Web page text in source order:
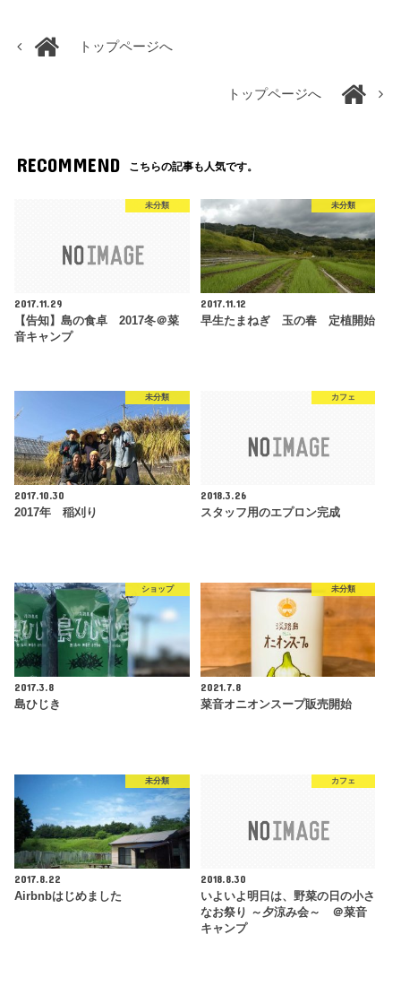
トップページへ
トップページへ
RECOMMEND こちらの記事も人気です。
未分類
2017.11.29
【告知】島の食卓 2017冬＠菜
音キャンプ
未分類
2017.11.12
早生たまねぎ 玉の春 定植開始
未分類
2017.10.30
2017年 稲刈り
カフェ
2018.3.26
スタッフ用のエプロン完成
ショップ
2017.3.8
島ひじき
未分類
2021.7.8
菜音オニオンスープ販売開始
未分類
2017.8.22
Airbnbはじめました
カフェ
2018.8.30
いよいよ明日は、野菜の日の小さ
なお祭り ～夕涼み会～ ＠菜音
キャンプ